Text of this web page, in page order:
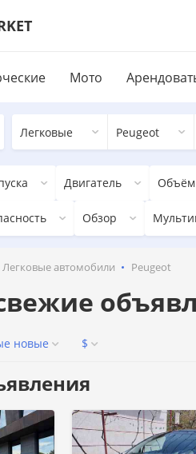
Мото
Легковые Peugeot
Двигатель Объём
Обзор
Легковые автомобили Peugeot
новые $